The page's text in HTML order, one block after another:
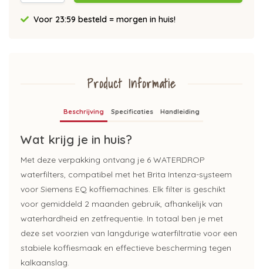
Voor 23:59 besteld = morgen in huis!
Product Informatie
Beschrijving Specificaties Handleiding
Wat krijg je in huis?
Met deze verpakking ontvang je 6 WATERDROP
waterfilters, compatibel met het Brita Intenza-systeem
voor Siemens EQ koffiemachines. Elk filter is geschikt
voor gemiddeld 2 maanden gebruik, afhankelijk van
waterhardheid en zetfrequentie. In totaal ben je met
deze set voorzien van langdurige waterfiltratie voor een
stabiele koffiesmaak en effectieve bescherming tegen
kalkaanslag.